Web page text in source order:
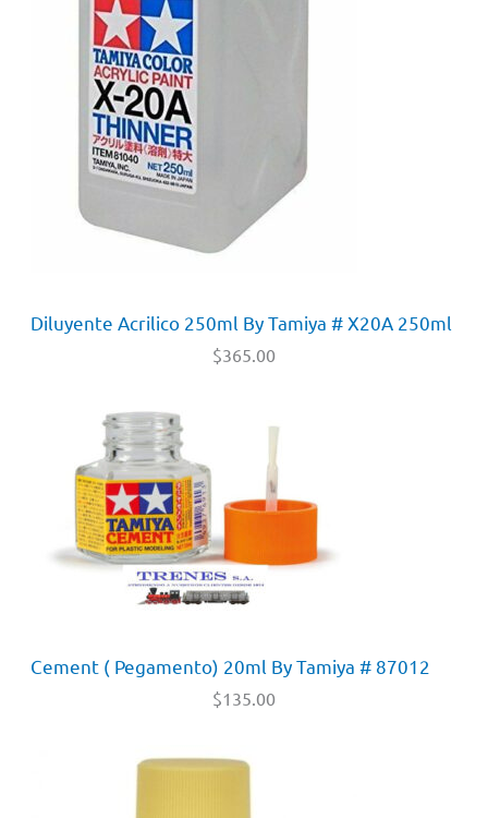
Diluyente Acrilico 250ml By Tamiya # X20A 250ml
$365.00
Cement ( Pegamento) 20ml By Tamiya # 87012
$135.00